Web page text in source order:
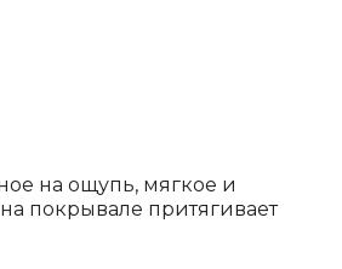
на ощупь, мягкое и
покрывале притягивает